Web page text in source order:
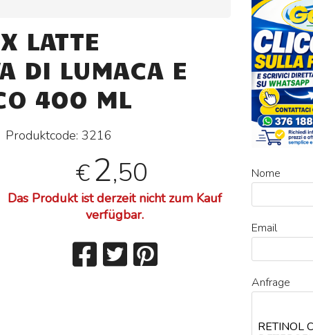
LATTE
DI LUMACA E
400 ML
Produktcode:3216
€2,50
Das Produkt ist derzeit nicht zum Kauf
verfügbar.
Nome
Email
Anfrage